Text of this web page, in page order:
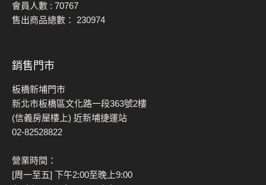
會員人數 : 70767
售出商品總數： 230974
銷售門市
板橋新埔門市
新北市板橋區文化路一段363號2樓
(信義房屋樓上) 近新埔捷運站
02-82528822
營業時間：
[周一至五] 下午2:00至晚上9:00